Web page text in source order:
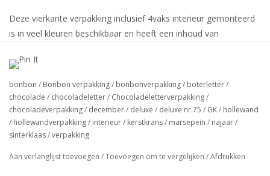
Deze vierkante verpakking inclusief 4vaks interieur gemonteerd
is in veel kleuren beschikbaar en heeft een inhoud van
verpakt per: 240stuks (Doos en Deksel apart in omdoos)
Al onze hollewand verpakkingen zijn standaard voedsel veilig
gelamineerd en voorzien van een transparante deksel.
Let op:De kleur van het product op uw scherm kan afwijken
van de daadwerkelijke kleur.
bonbon / Bonbon verpakking/ bonbonverpakking/ boterletter/
chocolade / chocoladeletter/ Chocoladeletterverpakking/
chocoladeverpakking/ december/ deluxe / deluxe nr.75 / GK/ hollewand
/ hollewandverpakking/ interieur/ kerstkrans/ marsepein / najaar/
sinterklaas/verpakking
Aan verlanglijst toevoegen /Toevoegen om te vergelijken /Afdrukken